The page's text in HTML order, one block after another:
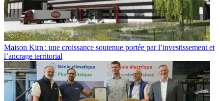
Maison Kirn : une croissance soutenue portée par l’investissement et
l’ancrage territorial